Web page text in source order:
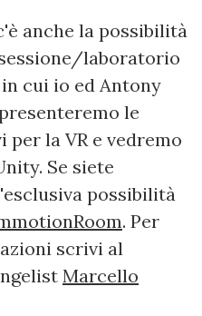
anche la possibilità
laboratorio
in cui io ed Antony
le
la VR e vedremo
Se siete
possibilità
. Per
scrivi al
Marcello